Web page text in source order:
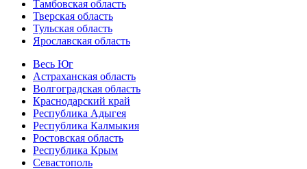
Тамбовская область
Тверская область
Тульская область
Ярославская область
Весь Юг
Астраханская область
Волгоградская область
Краснодарский край
Республика Адыгея
Республика Калмыкия
Ростовская область
Республика Крым
Севастополь